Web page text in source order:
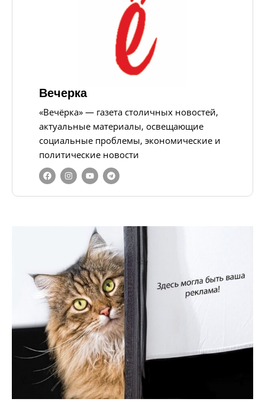
Вечерка
«Вечёрка» — газета столичных новостей,
актуальные материалы, освещающие
социальные проблемы, экономические и
политические новости